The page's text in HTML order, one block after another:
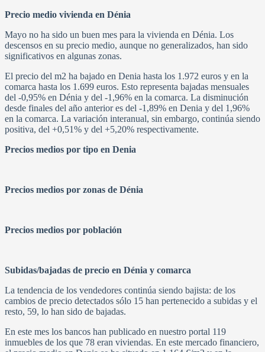
Precio medio vivienda en Dénia
Mayo no ha sido un buen mes para la vivienda en Dénia. Los
descensos en su precio medio, aunque no generalizados, han sido
significativos en algunas zonas.
El precio del m2 ha bajado en Denia hasta los 1.972 euros y en la
comarca hasta los 1.699 euros. Esto representa bajadas mensuales
del -0,95% en Dénia y del -1,96% en la comarca. La disminución
desde finales del año anterior es del -1,89% en Denia y del 1,96%
en la comarca. La variación interanual, sin embargo, continúa siendo
positiva, del +0,51% y del +5,20% respectivamente.
Precios medios por tipo en Denia
Precios medios por zonas de Dénia
Precios medios por población
Subidas/bajadas de precio en Dénia y comarca
La tendencia de los vendedores continúa siendo bajista: de los
cambios de precio detectados sólo 15 han pertenecido a subidas y el
resto, 59, lo han sido de bajadas.
En este mes los bancos han publicado en nuestro portal 119
inmuebles de los que 78 eran viviendas. En este mercado financiero,